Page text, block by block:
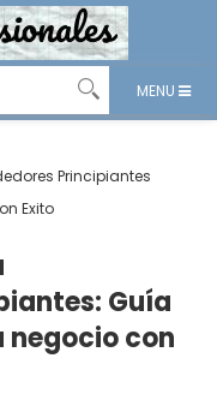
MENU
Principiantes
Exito
Guía
con